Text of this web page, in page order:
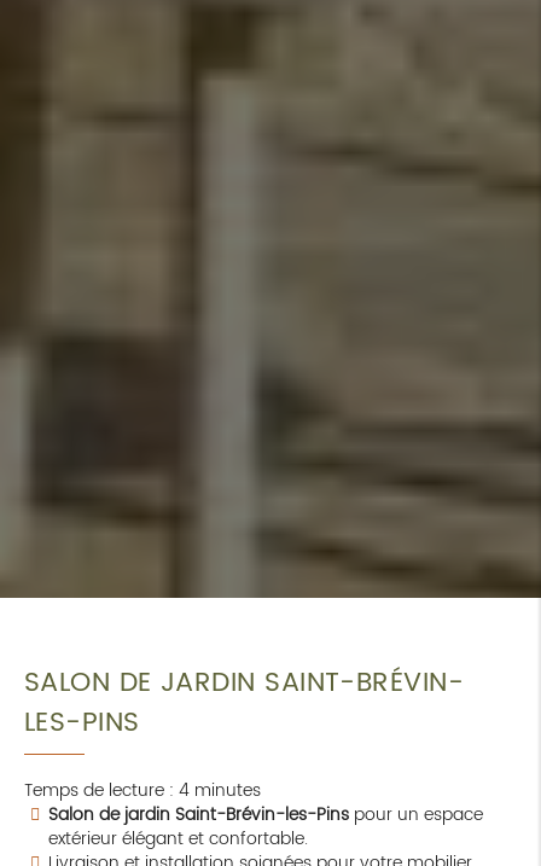
SALON DE JARDIN SAINT-BRÉVIN-
LES-PINS
Temps de lecture : 4 minutes
Salon de jardin Saint-Brévin-les-Pins pour un espace
extérieur élégant et confortable.